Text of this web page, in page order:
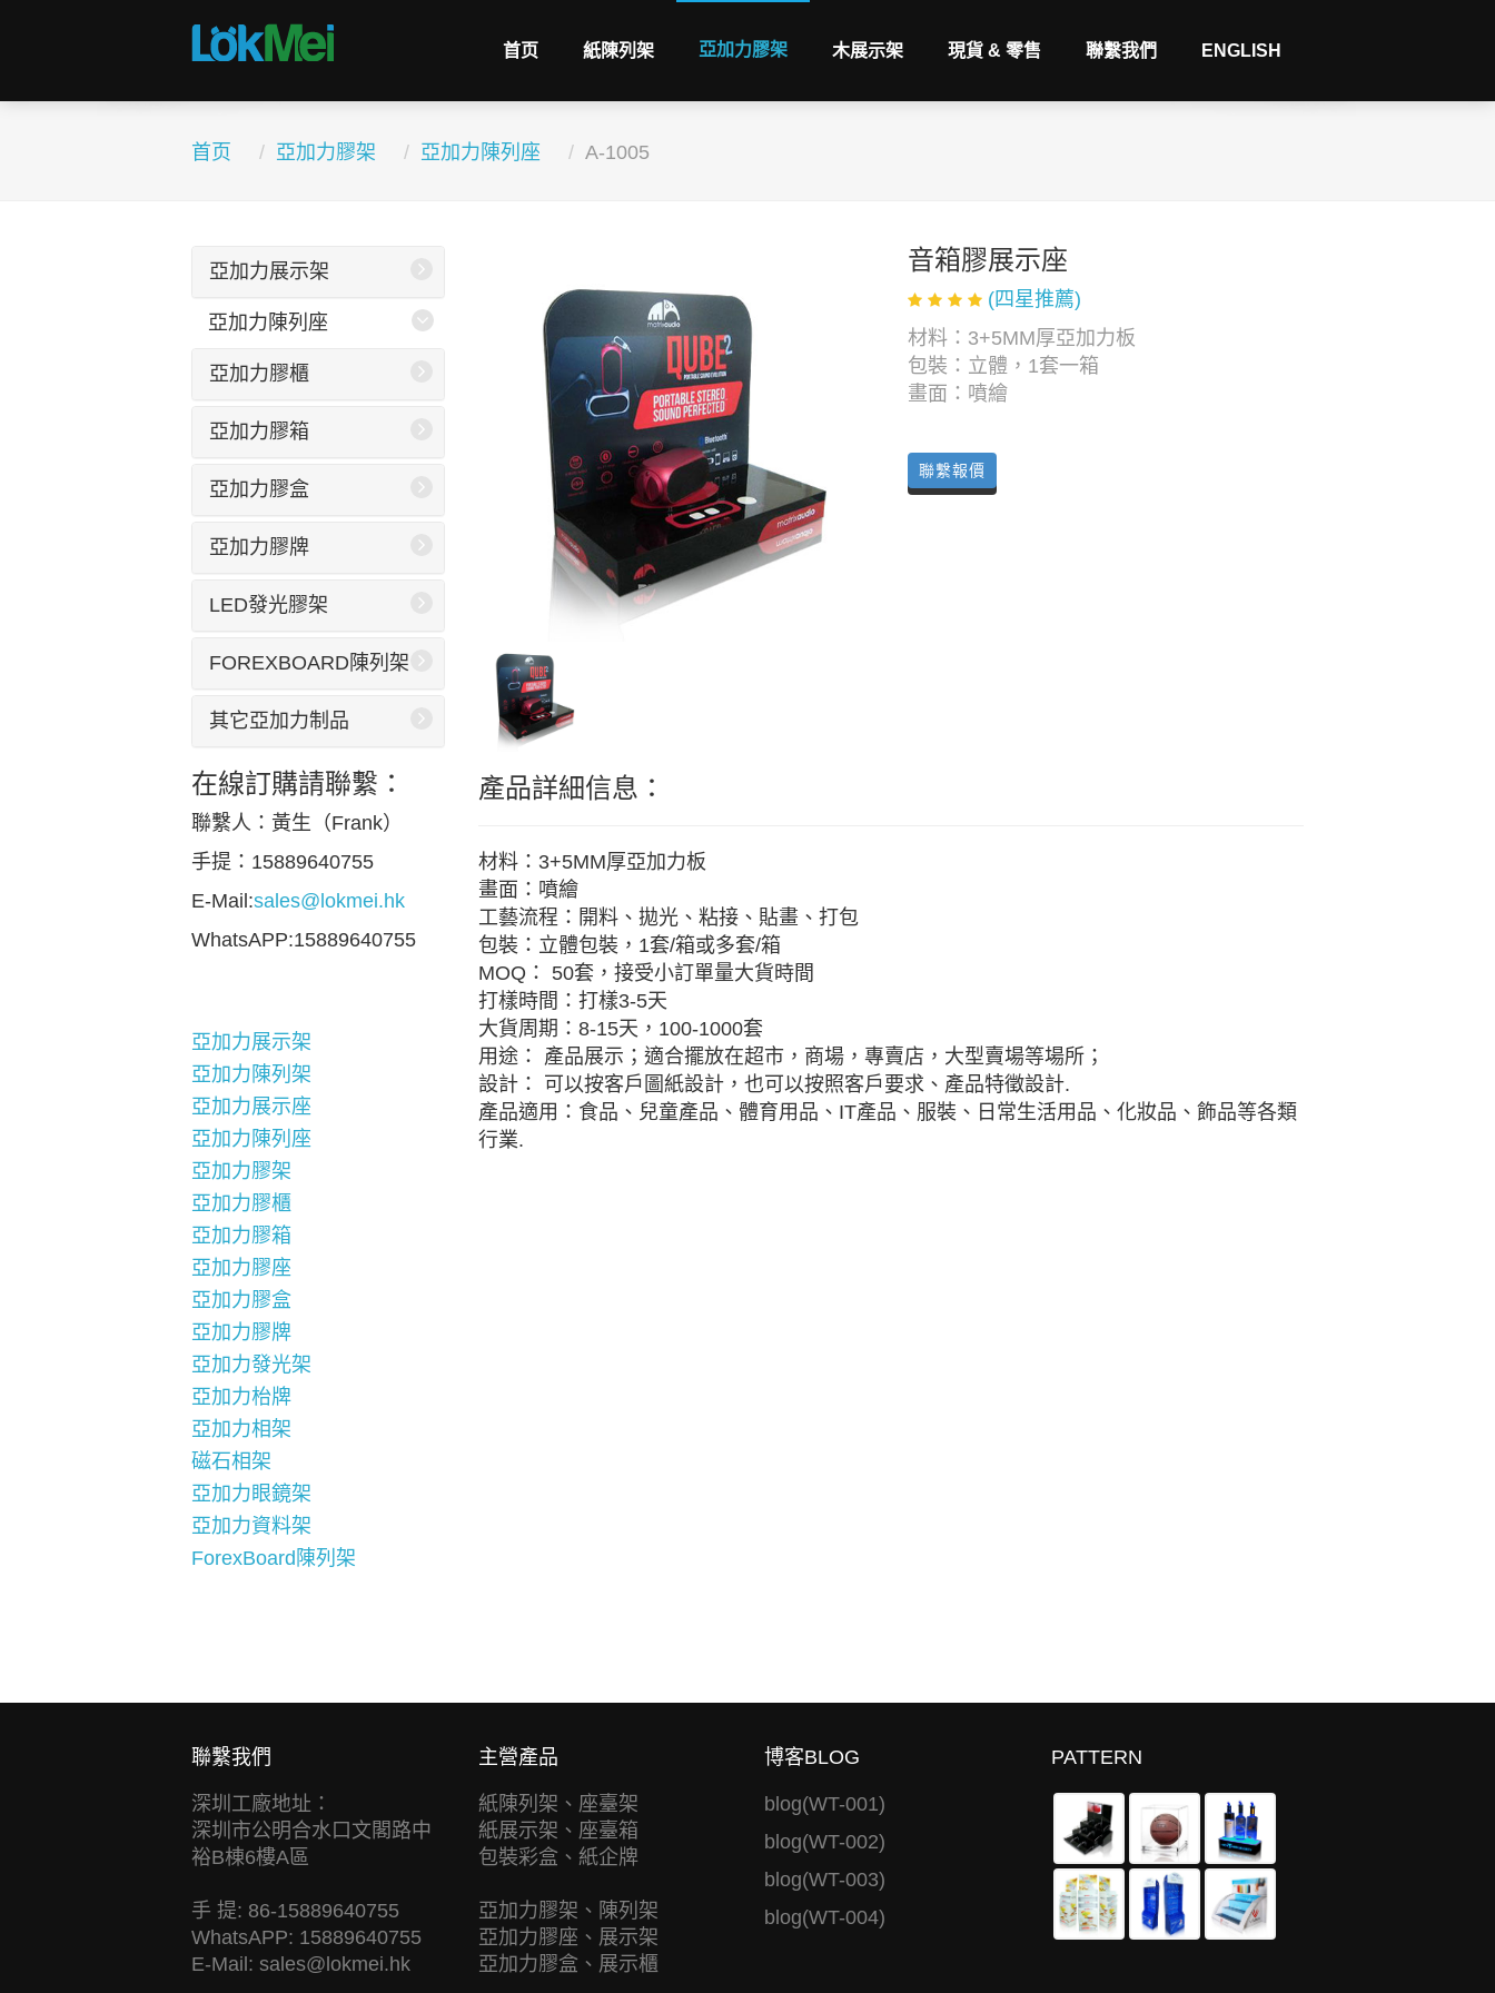
首页 紙陳列架 亞加力膠架 木展示架 現貨 & 零售 聯繫我們 ENGLISH
首页 亞加力膠架 亞加力陳列座 A-1005
亞加力展示架
亞加力陳列座
亞加力膠櫃
亞加力膠箱
亞加力膠盒
亞加力膠牌
LED發光膠架
FOREXBOARD陳列架
其它亞加力制品
在線訂購請聯繫：
聯繫人：黃生（Frank）
手提：15889640755
E-Mail:sales@lokmei.hk
WhatsAPP:15889640755
亞加力展示架
亞加力陳列架
亞加力展示座
亞加力陳列座
亞加力膠架
亞加力膠櫃
亞加力膠箱
亞加力膠座
亞加力膠盒
亞加力膠牌
亞加力發光架
亞加力枱牌
亞加力相架
磁石相架
亞加力眼鏡架
亞加力資料架
ForexBoard陳列架
音箱膠展示座
(四星推薦)
材料：3+5MM厚亞加力板
包裝：立體，1套一箱
畫面：噴繪
聯繫報價
產品詳細信息：
材料：3+5MM厚亞加力板
畫面：噴繪
工藝流程：開料、拋光、粘接、貼畫、打包
包裝：立體包裝，1套/箱或多套/箱
MOQ： 50套，接受小訂單量大貨時間
打樣時間：打樣3-5天
大貨周期：8-15天，100-1000套
用途： 產品展示；適合擺放在超市，商場，專賣店，大型賣場等場所；
設計： 可以按客戶圖紙設計，也可以按照客戶要求、產品特徵設計.
產品適用：食品、兒童產品、體育用品、IT產品、服裝、日常生活用品、化妝品、飾品等各類
行業.
聯繫我們
深圳工廠地址：
深圳市公明合水口文閣路中
裕B棟6樓A區
手 提: 86-15889640755
WhatsAPP: 15889640755
E-Mail: sales@lokmei.hk
主營產品
紙陳列架、座臺架
紙展示架、座臺箱
包裝彩盒、紙企牌
亞加力膠架、陳列架
亞加力膠座、展示架
亞加力膠盒、展示櫃
博客BLOG
blog(WT-001)
blog(WT-002)
blog(WT-003)
blog(WT-004)
PATTERN